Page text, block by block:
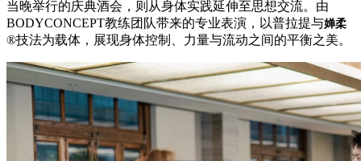
当晚举行的庆典酒会，则从身体实践延伸至思想交流。由
BODYCONCEPT教练团队带来的专业表演，以普拉提与婵柔
®技法为载体，展现身体控制、力量与流动之间的平衡之美。